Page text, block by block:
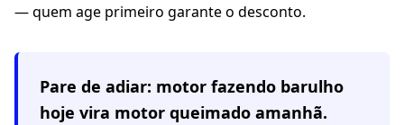
— quem age primeiro garante o desconto.
Pare de adiar: motor fazendo barulho
hoje vira motor queimado amanhã.